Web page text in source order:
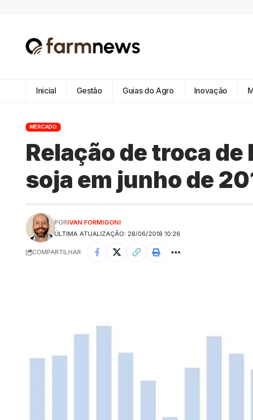
Inicial Gestão Guias do Agro Inovação
MERCADO
Relação de troca
soja em junho de
ÚLTIMA ATUALIZAÇÃO: 28/06/2018 10:26
PORIVAN FORMIGONI
COMPARTILHAR